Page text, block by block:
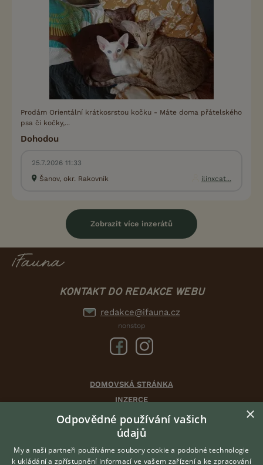
Prodám Orientální krátkosrstou kočku - Máte doma přátelského
psa či kočky,...
Dohodou
25.7.2026 11:33
Šanov, okr. Rakovník
ilinxcat...
Zobrazit více inzerátů
KONTAKT DO REDAKCE WEBU
redakce@ifauna.cz
nonstop
DOMOVSKÁ STRÁNKA
INZERCE
DISKUSE
ČLÁNKY
ATLAS
×
Odpovědné používání vašich
údajů
My a naši partneři používáme soubory cookie a podobné technologie
k ukládání a zpřístupnění informací ve vašem zařízení a ke zpracování